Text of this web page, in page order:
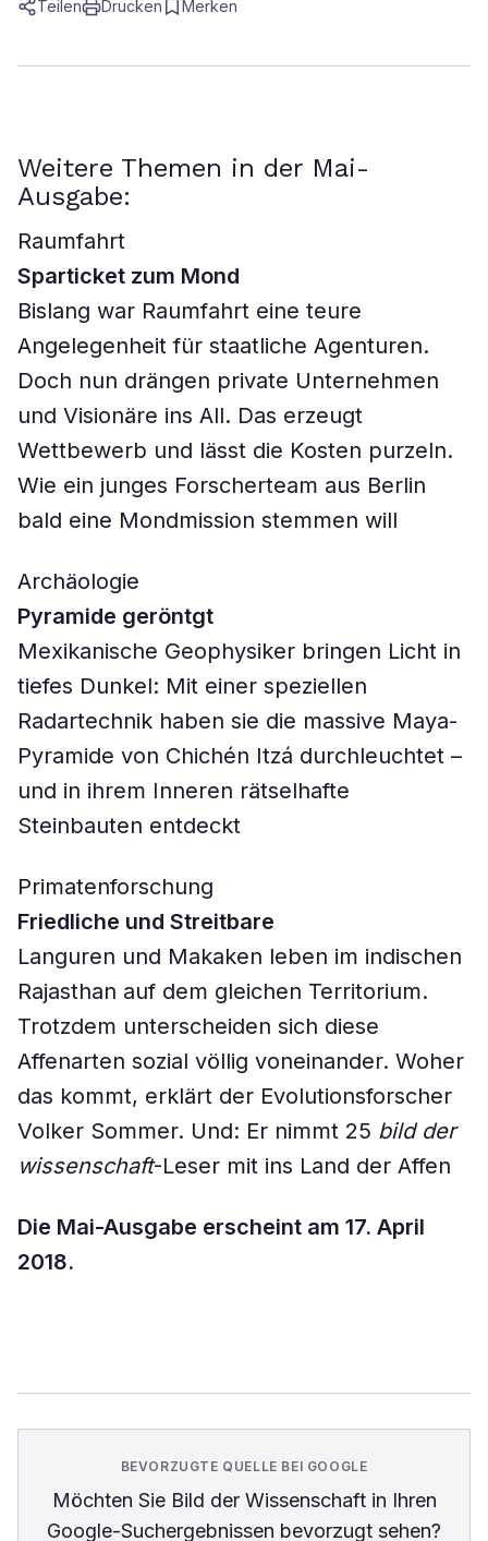
Teilen Drucken Merken
Weitere Themen in der Mai-
Ausgabe:
Raumfahrt
Sparticket zum Mond
Bislang war Raumfahrt eine teure
Angelegenheit für staatliche Agenturen.
Doch nun drängen private Unternehmen
und Visionäre ins All. Das erzeugt
Wettbewerb und lässt die Kosten purzeln.
Wie ein junges Forscherteam aus Berlin
bald eine Mondmission stemmen will
Archäologie
Pyramide geröntgt
Mexikanische Geophysiker bringen Licht in
tiefes Dunkel: Mit einer speziellen
Radartechnik haben sie die massive Maya-
Pyramide von Chichén Itzá durchleuchtet –
und in ihrem Inneren rätselhafte
Steinbauten entdeckt
Primatenforschung
Friedliche und Streitbare
Languren und Makaken leben im indischen
Rajasthan auf dem gleichen Territorium.
Trotzdem unterscheiden sich diese
Affenarten sozial völlig voneinander. Woher
das kommt, erklärt der Evolutionsforscher
Volker Sommer. Und: Er nimmt 25 bild der
wissenschaft-Leser mit ins Land der Affen
Die Mai-Ausgabe erscheint am 17. April
2018.
BEVORZUGTE QUELLE BEI GOOGLE
Möchten Sie Bild der Wissenschaftin Ihren
Google-Suchergebnissen bevorzugt sehen?